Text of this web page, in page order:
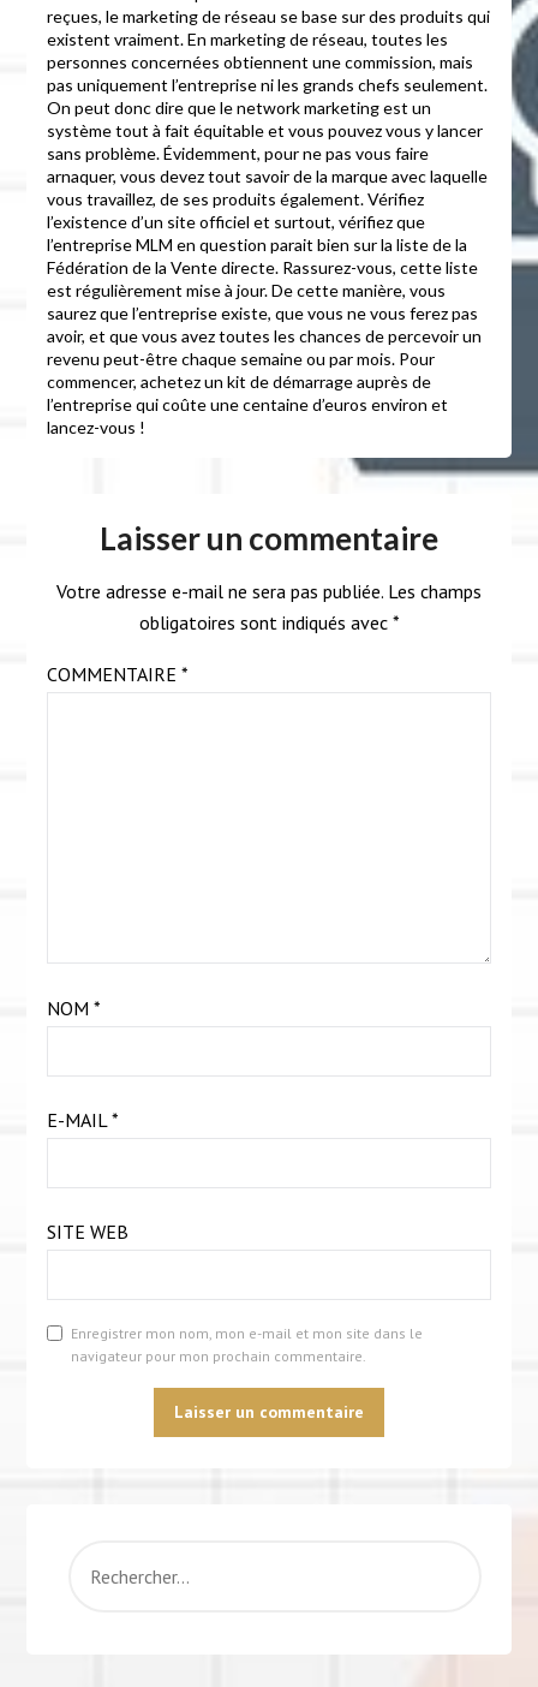
reçues, le marketing de réseau se base sur des produits qui
existent vraiment. En marketing de réseau, toutes les
personnes concernées obtiennent une commission, mais
pas uniquement l’entreprise ni les grands chefs seulement.
On peut donc dire que le network marketing est un
système tout à fait équitable et vous pouvez vous y lancer
sans problème. Évidemment, pour ne pas vous faire
arnaquer, vous devez tout savoir de la marque avec laquelle
vous travaillez, de ses produits également. Vérifiez
l’existence d’un site officiel et surtout, vérifiez que
l’entreprise MLM en question parait bien sur la liste de la
Fédération de la Vente directe. Rassurez-vous, cette liste
est régulièrement mise à jour. De cette manière, vous
saurez que l’entreprise existe, que vous ne vous ferez pas
avoir, et que vous avez toutes les chances de percevoir un
revenu peut-être chaque semaine ou par mois. Pour
commencer, achetez un kit de démarrage auprès de
l’entreprise qui coûte une centaine d’euros environ et
lancez-vous !
Laisser un commentaire
Votre adresse e-mail ne sera pas publiée. Les champs
obligatoires sont indiqués avec *
COMMENTAIRE *
NOM *
E-MAIL*
SITE WEB
Enregistrer mon nom, mon e-mail et mon site dans le
navigateur pour mon prochain commentaire.